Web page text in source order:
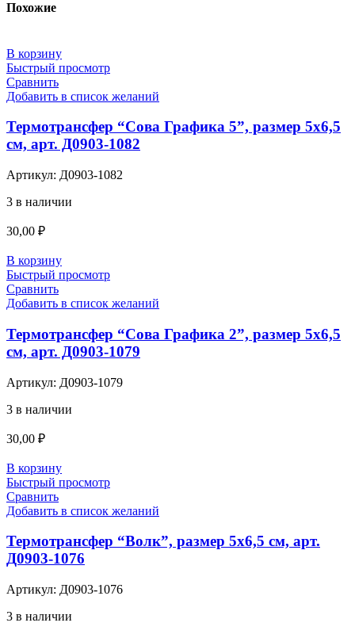
Похожие
В корзину
Быстрый просмотр
Сравнить
Добавить в список желаний
Термотрансфер “Сова Графика 5”, размер 5х6,5
см, арт. Д0903-1082
Артикул: Д0903-1082
3 в наличии
30,00 ₽
В корзину
Быстрый просмотр
Сравнить
Добавить в список желаний
Термотрансфер “Сова Графика 2”, размер 5х6,5
см, арт. Д0903-1079
Артикул: Д0903-1079
3 в наличии
30,00 ₽
В корзину
Быстрый просмотр
Сравнить
Добавить в список желаний
Термотрансфер “Волк”, размер 5х6,5 см, арт.
Д0903-1076
Артикул: Д0903-1076
3 в наличии